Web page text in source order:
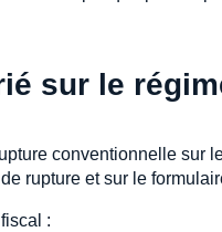
sur le
conventionnelle sur
rupture et sur le
: